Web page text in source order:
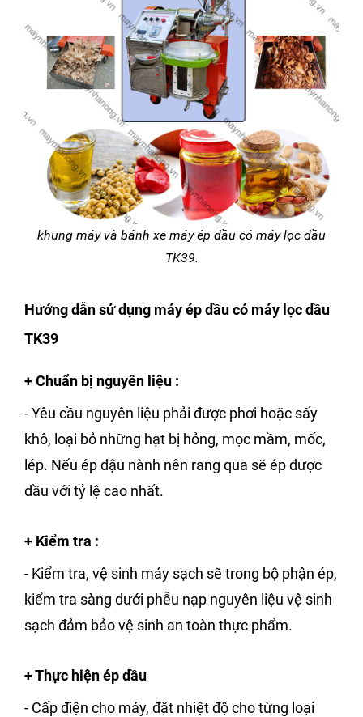
khung máy và bánh xe máy ép dầu có máy lọc dầu
TK39.
Hướng dẫn sử dụng máy ép dầu có máy lọc dầu
TK39
+ Chuẩn bị nguyên liệu :
- Yêu cầu nguyên liệu phải được phơi hoặc sấy
khô, loại bỏ những hạt bị hỏng, mọc mầm, mốc,
lép. Nếu ép đậu nành nên rang qua sẽ ép được
dầu với tỷ lệ cao nhất.
+ Kiểm tra :
- Kiểm tra, vệ sinh máy sạch sẽ trong bộ phận ép,
kiểm tra sàng dưới phễu nạp nguyên liệu vệ sinh
sạch đảm bảo vệ sinh an toàn thực phẩm.
+ Thực hiện ép dầu
- Cấp điện cho máy, đặt nhiệt độ cho từng loại